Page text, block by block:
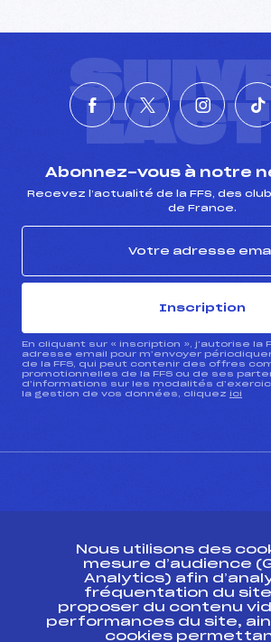
Abonnez-vous à notre
Recevez l’actualité de la FFS, des
de France.
Inscription
En cliquant sur « inscription », j’autorise la
adresse email pour m’envoyer
de la FFS, qui peut contenir des offres
promotionnelles de la FFS ou de ses
d’informations sur les modalités
la gestion de vos données, cliquez ici
Ressources
Pass’Neige
Nous utilisons des
mesure d’audience
Analytics) afin
fréquentation du
proposer du contenu
performances du site,
cookies